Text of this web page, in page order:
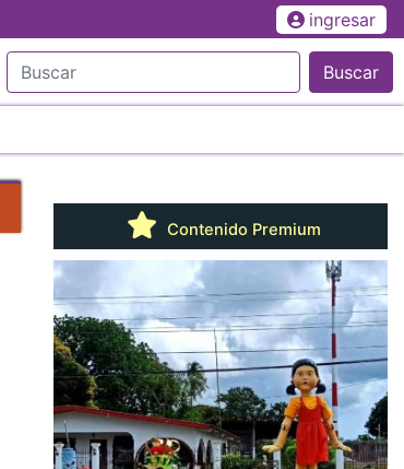
ingresar
Buscar
Contenido Premium